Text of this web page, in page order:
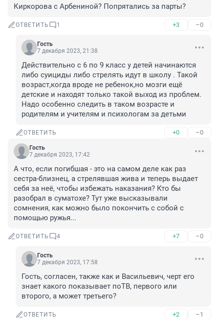
Киркорова с Арбениной? Попрятались за парты?
ОТВЕТИТЬ 1 +3 –0
Гость
7 декабря 2023, 21:38
Действительно с 6 по 9 класс у детей начинаются
либо суициды либо стрелять идут в школу . Такой
возраст,когда вроде не ребенок,но мозги ещё
детские и находят только такой выход из проблем.
Надо особенно следить в таком возрасте и
родителям и учителям и психологам за детьми
ОТВЕТИТЬ +0 –0
Гость
7 декабря 2023, 17:42
А что, если погибшая - это на самом деле как раз
сестра-близнец, а стрелявшая жива и теперь выдает
себя за неё, чтобы избежать наказания? Кто бы
разобрал в суматохе? Тут уже высказывали
сомнения, как можно было покончить с собой с
помощью ружья...
ОТВЕТИТЬ 4 +7 –0
Гость
7 декабря 2023, 17:58
Гость, согласен, также как и Васильевич, черт его
знает какого показывает поТВ, первого или
второго, а может третьего?
ОТВЕТИТЬ +2 –1